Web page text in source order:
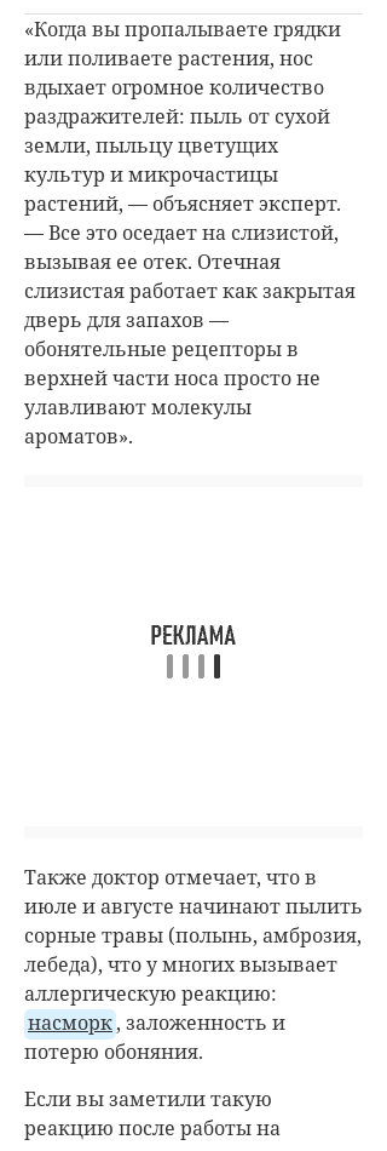
«Когда вы пропалываете грядки
или поливаете растения, нос
вдыхает огромное количество
раздражителей: пыль от сухой
земли, пыльцу цветущих
культур и микрочастицы
растений, — объясняет эксперт.
— Все это оседает на слизистой,
вызывая ее отек. Отечная
слизистая работает как закрытая
дверь для запахов —
обонятельные рецепторы в
верхней части носа просто не
улавливают молекулы
ароматов».
Также доктор отмечает, что в
июле и августе начинают пылить
сорные травы (полынь, амброзия,
лебеда), что у многих вызывает
аллергическую реакцию:
насморк, заложенность и
потерю обоняния.
Если вы заметили такую
реакцию после работы на